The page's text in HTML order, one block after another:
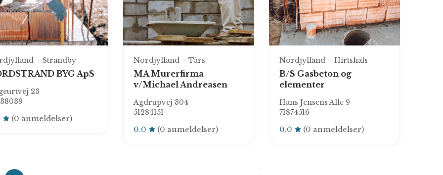
Strandby
BYG ApS
23
(0 anmeldelser)
Nordjylland Tårs
MA Murerfirma
v/Michael Andreasen
Agdrupvej 304
51284151
0.0 (0 anmeldelser)
Nordjylland Hirtshals
B/S Gasbeton og
elementer
Hans Jensens Alle 9
71874516
0.0 (0 anmeldelser)